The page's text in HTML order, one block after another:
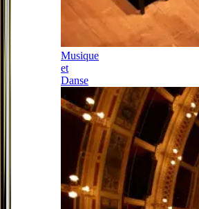
Musique
et
Danse